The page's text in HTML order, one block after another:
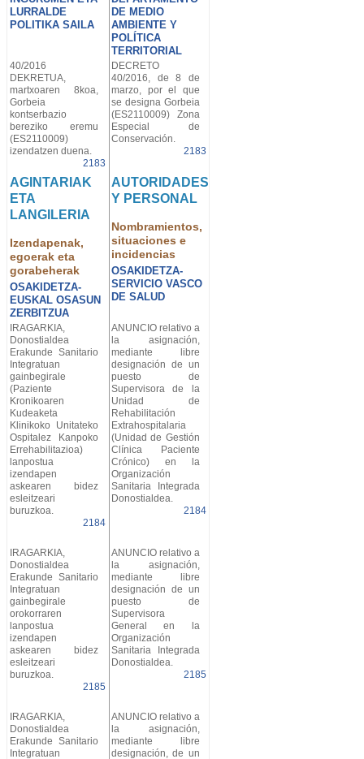
LURRALDE
POLITIKA SAILA
DE MEDIO
AMBIENTE Y
POLÍTICA
TERRITORIAL
40/2016
DEKRETUA,
martxoaren 8koa,
Gorbeia
kontserbazio
bereziko eremu
(ES2110009)
izendatzen duena.
2183
DECRETO
40/2016, de 8 de
marzo, por el que
se designa Gorbeia
(ES2110009) Zona
Especial de
Conservación.
2183
AGINTARIAK
ETA
LANGILERIA
Izendapenak,
egoerak eta
gorabeherak
OSAKIDETZA-
EUSKAL OSASUN
ZERBITZUA
AUTORIDADES
Y PERSONAL
Nombramientos,
situaciones e
incidencias
OSAKIDETZA-
SERVICIO VASCO
DE SALUD
IRAGARKIA,
Donostialdea
Erakunde Sanitario
Integratuan
gainbegirale
(Paziente
Kronikoaren
Kudeaketa
Klinikoko Unitateko
Ospitalez Kanpoko
Errehabilitazioa)
lanpostua
izendapen
askearen bidez
esleitzeari
buruzkoa.
2184
ANUNCIO relativo a
la asignación,
mediante libre
designación de un
puesto de
Supervisora de la
Unidad de
Rehabilitación
Extrahospitalaria
(Unidad de Gestión
Clínica Paciente
Crónico) en la
Organización
Sanitaria Integrada
Donostialdea.
2184
IRAGARKIA,
Donostialdea
Erakunde Sanitario
Integratuan
gainbegirale
orokorraren
lanpostua
izendapen
askearen bidez
esleitzeari
buruzkoa.
2185
ANUNCIO relativo a
la asignación,
mediante libre
designación de un
puesto de
Supervisora
General en la
Organización
Sanitaria Integrada
Donostialdea.
2185
IRAGARKIA,
Donostialdea
Erakunde Sanitario
Integratuan
ANUNCIO relativo a
la asignación,
mediante libre
designación, de un